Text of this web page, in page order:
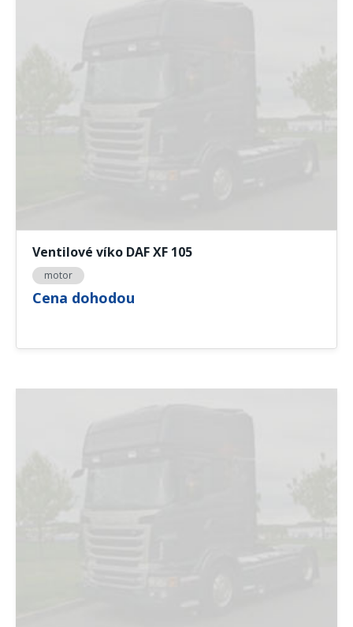
Ventilové víko DAF XF 105
motor
Cena dohodou